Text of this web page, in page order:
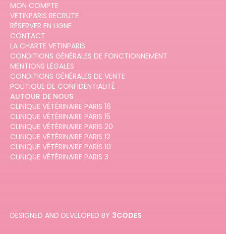
MON COMPTE
VETINPARIS RECRUTE
RÉSERVER EN LIGNE
CONTACT
LA CHARTE VETINPARIS
CONDITIONS GÉNÉRALES DE FONCTIONNEMENT
MENTIONS LÉGALES
CONDITIONS GÉNÉRALES DE VENTE
POLITIQUE DE CONFIDENTIALITÉ
AUTOUR DE NOUS
CLINIQUE VÉTÉRINAIRE PARIS 16
CLINIQUE VÉTÉRINAIRE PARIS 15
CLINIQUE VÉTÉRINAIRE PARIS 20
CLINIQUE VÉTÉRINAIRE PARIS 12
CLINIQUE VÉTÉRINAIRE PARIS 10
CLINIQUE VÉTÉRINAIRE PARIS 3
DESIGNED AND DEVELOPED BY 3CODES